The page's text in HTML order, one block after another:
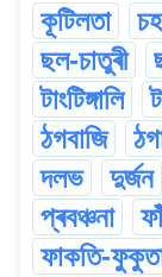
কূটিলতা
ছল-চাতুৰী
টাংটিঙ্গালি
ঠগবাজি
দলভ
দুৰ্জন
প্ৰবঞ্চনা
ফাকতি-